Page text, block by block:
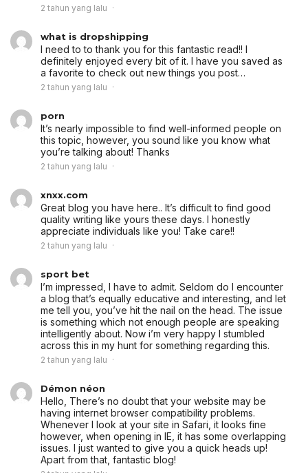
2 tahun yang lalu
what is dropshipping
I need to to thank you for this fantastic read!! I
definitely enjoyed every bit of it. I have you saved as
a favorite to check out new things you post…
2 tahun yang lalu
porn
It’s nearly impossible to find well-informed people on
this topic, however, you sound like you know what
you’re talking about! Thanks
2 tahun yang lalu
xnxx.com
Great blog you have here.. It’s difficult to find good
quality writing like yours these days. I honestly
appreciate individuals like you! Take care!!
2 tahun yang lalu
sport bet
I’m impressed, I have to admit. Seldom do I encounter
a blog that’s equally educative and interesting, and let
me tell you, you’ve hit the nail on the head. The issue
is something which not enough people are speaking
intelligently about. Now i’m very happy I stumbled
across this in my hunt for something regarding this.
2 tahun yang lalu
Démon néon
Hello, There’s no doubt that your website may be
having internet browser compatibility problems.
Whenever I look at your site in Safari, it looks fine
however, when opening in IE, it has some overlapping
issues. I just wanted to give you a quick heads up!
Apart from that, fantastic blog!